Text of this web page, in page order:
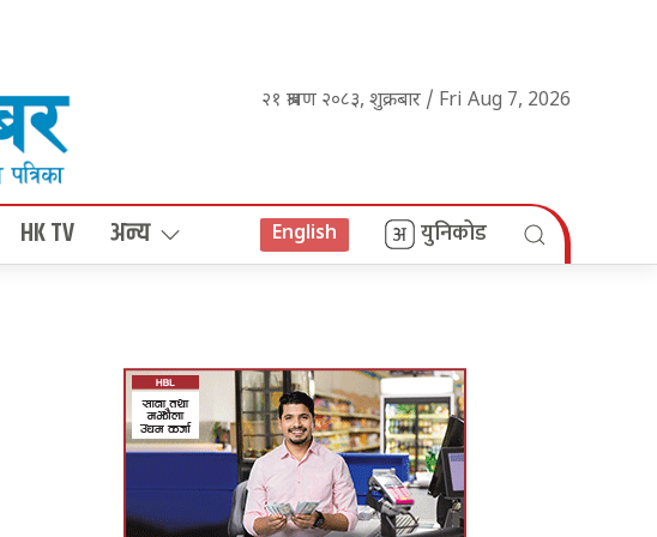
२१ श्रावण २०८३, शुक्रबार / Fri Aug 7, 2026
HK TV अन्य English युनिकोड